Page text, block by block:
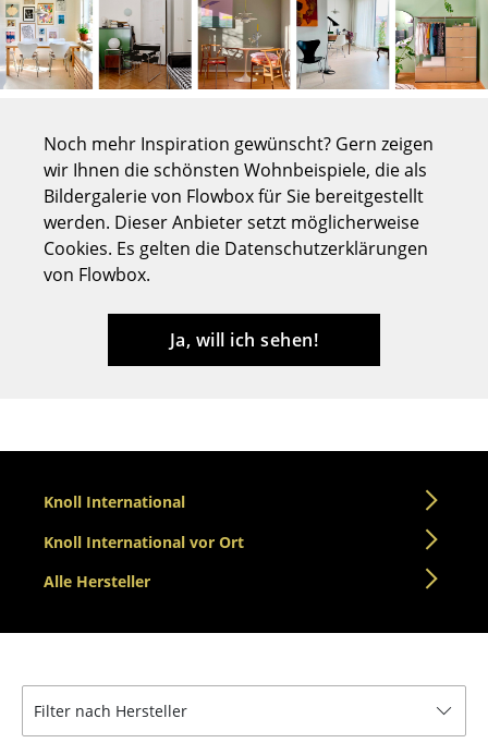
Beistelltische
Couchtische
Sekretäre & PC-Tische
Konferenztische
Stehtische & Stehpulte
Kindertische
Gartentische
Servierwagen
... alle Tische
Aufbewahren
Regale & Schränke
Bücherregale
Wandregale
TV Möbel
Noch mehr Inspiration gewünscht? Gern zeigen
wir Ihnen die schönsten Wohnbeispiele, die als
Bildergalerie von Flowbox für Sie bereitgestellt
werden. Dieser Anbieter setzt möglicherweise
Cookies. Es gelten die Datenschutzerklärungen
von Flowbox.
Ja, will ich sehen!
Knoll International
Knoll International vor Ort
Alle Hersteller
Filter nach Hersteller